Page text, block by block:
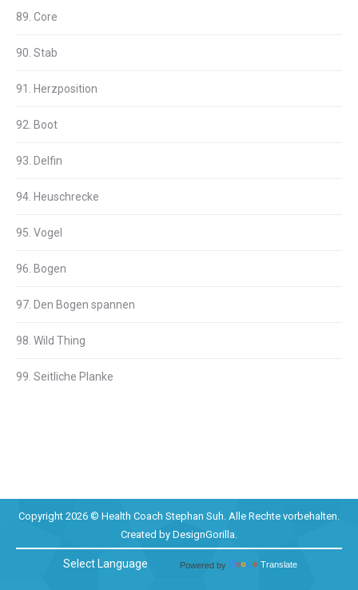
89. Core
90. Stab
91. Herzposition
92. Boot
93. Delfin
94. Heuschrecke
95. Vogel
96. Bogen
97. Den Bogen spannen
98. Wild Thing
99. Seitliche Planke
Copyright 2026 © Health Coach Stephan Suh. Alle Rechte vorbehalten.
Created by DesignGorilla
Powered by Translate